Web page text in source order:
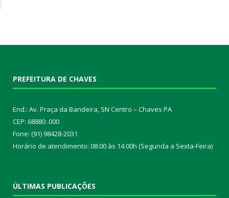
PREFEITURA DE CHAVES
End.: Av. Praça da Bandeira, SN Centro – Chaves PA
CEP: 68880 .000
Fone: (91) 98428-2031
Horário de atendimento: 08:00 às 14:00h (Segunda a Sexta-Feira)
ÚLTIMAS PUBLICAÇÕES